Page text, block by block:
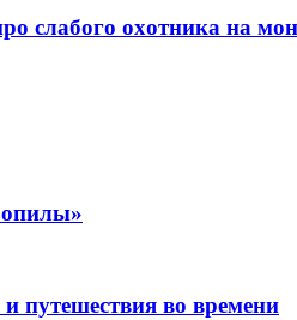
cлaбoгo oxoтникa нa
путешествия во времени